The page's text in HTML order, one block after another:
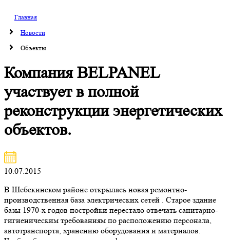
Главная
Новости
Объекты
Компания BELPANEL
участвует в полной
реконструкции энергетических
объектов.
10.07.2015
В Шебекинском районе открылась новая ремонтно-
производственная база электрических сетей . Старое здание
базы 1970-х годов постройки перестало отвечать санитарно-
гигиеническим требованиям по расположению персонала,
автотранспорта, хранению оборудования и материалов.